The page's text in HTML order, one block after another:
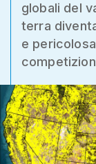
globali del
terra
e